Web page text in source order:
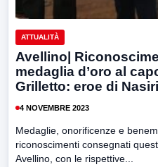
ATTUALITÀ
Avellino|
medaglia d’oro al
Grilletto: eroe di
4 NOVEMBRE 2023
Medaglie, onorificenze e
riconoscimenti consegnati
Avellino, con le rispettive...